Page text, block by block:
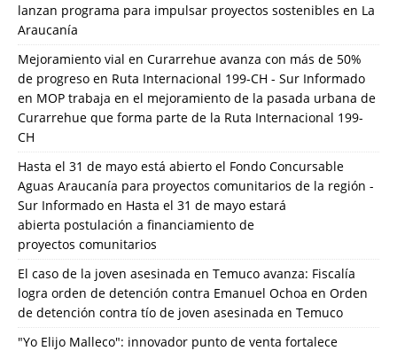
lanzan programa para impulsar proyectos sostenibles en La
Araucanía
Mejoramiento vial en Curarrehue avanza con más de 50%
de progreso en Ruta Internacional 199-CH - Sur Informado
en MOP trabaja en el mejoramiento de la pasada urbana de
Curarrehue que forma parte de la Ruta Internacional 199-
CH
Hasta el 31 de mayo está abierto el Fondo Concursable
Aguas Araucanía para proyectos comunitarios de la región -
Sur Informado en Hasta el 31 de mayo estará
abierta postulación a financiamiento de
proyectos comunitarios
El caso de la joven asesinada en Temuco avanza: Fiscalía
logra orden de detención contra Emanuel Ochoa en Orden
de detención contra tío de joven asesinada en Temuco
"Yo Elijo Malleco": innovador punto de venta fortalece